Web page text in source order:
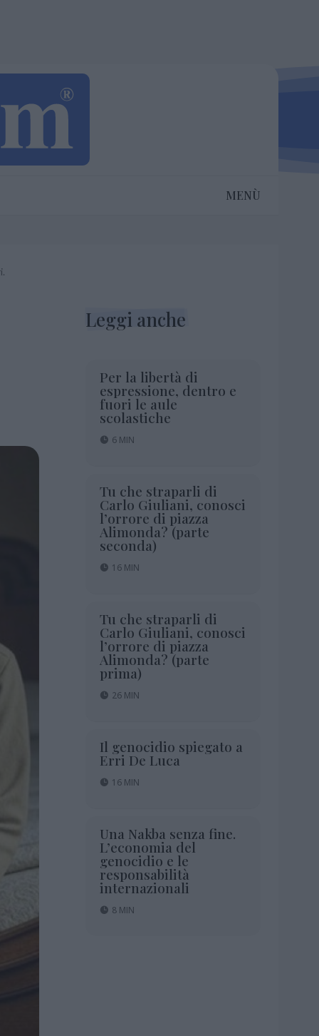
MENÙ
Leggi anche
Per la libertà di
espressione, dentro e
fuori le aule
scolastiche
6 MIN
Tu che straparli di
Carlo Giuliani, conosci
l’orrore di piazza
Alimonda? (parte
seconda)
16 MIN
Tu che straparli di
Carlo Giuliani, conosci
l’orrore di piazza
Alimonda? (parte
prima)
26 MIN
Il genocidio spiegato a
Erri De Luca
16 MIN
Una Nakba senza fine.
L’economia del
genocidio e le
responsabilità
internazionali
8 MIN